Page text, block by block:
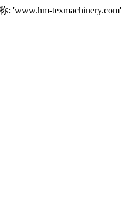
: 'www.hm-texmachinery.com'